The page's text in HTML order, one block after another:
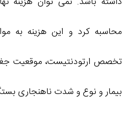
محاسبه کرد و این هزینه به
تخصص ارتودنتیست، موقعیت
بیمار و نوع و شدت ناهنجاری